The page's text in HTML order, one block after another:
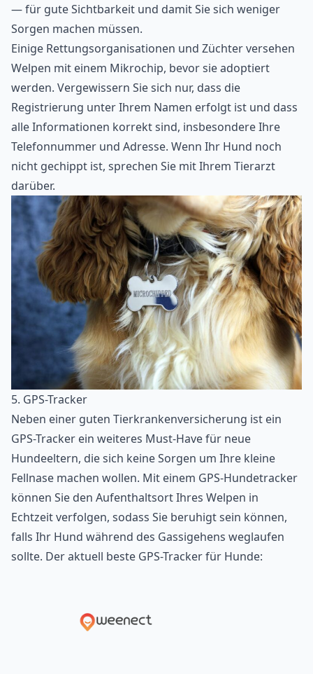
— für gute Sichtbarkeit und damit Sie sich weniger
Sorgen machen müssen.
Einige Rettungsorganisationen und Züchter versehen
Welpen mit einem Mikrochip, bevor sie adoptiert
werden. Vergewissern Sie sich nur, dass die
Registrierung unter Ihrem Namen erfolgt ist und dass
alle Informationen korrekt sind, insbesondere Ihre
Telefonnummer und Adresse. Wenn Ihr Hund noch
nicht gechippt ist, sprechen Sie mit Ihrem Tierarzt
darüber.
5. GPS-Tracker
Neben einer guten Tierkrankenversicherung ist ein
GPS-Tracker ein weiteres Must-Have für neue
Hundeeltern, die sich keine Sorgen um Ihre kleine
Fellnase machen wollen. Mit einem GPS-Hundetracker
können Sie den Aufenthaltsort Ihres Welpen in
Echtzeit verfolgen, sodass Sie beruhigt sein können,
falls Ihr Hund während des Gassigehens weglaufen
sollte. Der aktuell beste GPS-Tracker für Hunde: